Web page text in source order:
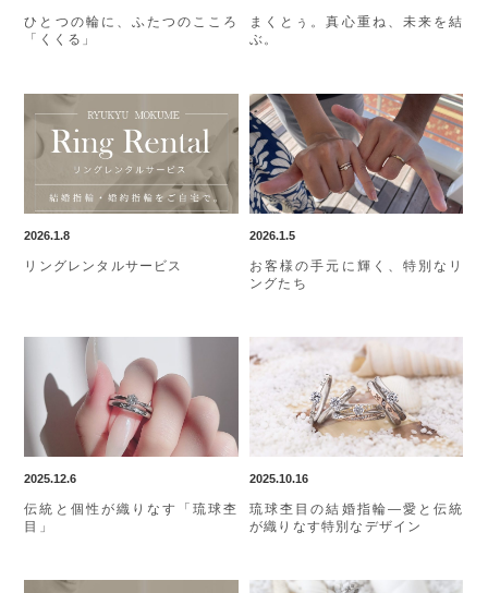
ひとつの輪に、ふたつのこころ
「くくる」
まくとぅ。真心重ね、未来を結
ぶ。
2026.1.8
リングレンタルサービス
2026.1.5
お客様の手元に輝く、特別なリ
ングたち
2025.12.6
伝統と個性が織りなす「琉球杢
目」
2025.10.16
琉球杢目の結婚指輪—愛と伝統
が織りなす特別なデザイン